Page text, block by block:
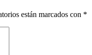
están marcados con *